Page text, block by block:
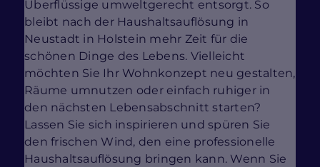
Überflüssige umweltgerecht entsorgt. So
bleibt nach der Haushaltsauflösung in
Neustadt in Holstein mehr Zeit für die
schönen Dinge des Lebens. Vielleicht
möchten Sie Ihr Wohnkonzept neu gestalten,
Räume umnutzen oder einfach ruhiger in
den nächsten Lebensabschnitt starten?
Lassen Sie sich inspirieren und spüren Sie
den frischen Wind, den eine professionelle
Haushaltsauflösung bringen kann. Wenn Sie